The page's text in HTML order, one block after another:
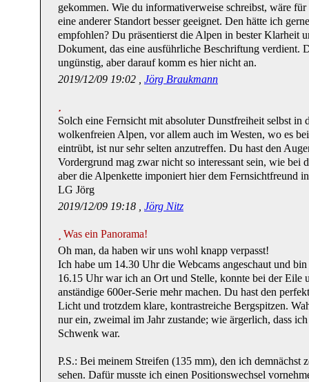
gekommen. Wie du informativerweise schreibst, wäre
eine anderer Standort besser geeignet. Den hätte ich
empfohlen? Du präsentierst die Alpen in bester Klarheit
Dokument, das eine ausführliche Beschriftung verdient.
ungünstig, aber darauf komm es hier nicht an.
2019/12/09 19:02 , Jörg Braukmann
Solch eine Fernsicht mit absoluter Dunstfreiheit selbst in
wolkenfreien Alpen, vor allem auch im Westen, wo es
eintrübt, ist nur sehr selten anzutreffen. Du hast den
Vordergrund mag zwar nicht so interessant sein, wie bei
aber die Alpenkette imponiert hier dem Fernsichtfreund
LG Jörg
2019/12/09 19:18 , Jörg Nitz
Was ein Panorama!
Oh man, da haben wir uns wohl knapp verpasst!
Ich habe um 14.30 Uhr die Webcams angeschaut und
16.15 Uhr war ich an Ort und Stelle, konnte bei der Eile
anständige 600er-Serie mehr machen. Du hast den
Licht und trotzdem klare, kontrastreiche Bergspitzen.
nur ein, zweimal im Jahr zustande; wie ärgerlich, dass
Schwenk war.
P.S.: Bei meinem Streifen (135 mm), den ich demnächst
sehen. Dafür musste ich einen Positionswechsel